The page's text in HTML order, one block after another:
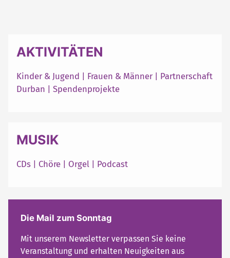
AKTIVITÄTEN
Kinder & Jugend Frauen & Männer| Partnerschaft
Durban
Spendenprojekte
MUSIK
CDs Chöre Orgel Podcast
Die Mail zum Sonntag
Mit unserem Newsletter verpassen Sie keine
Veranstaltung und erhalten Neuigkeiten aus